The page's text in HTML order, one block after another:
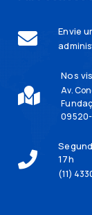
Envie
Nos
Av.
09520-
17h
(11)